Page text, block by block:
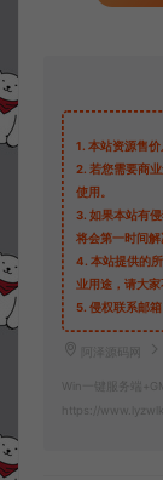
1. 本站资源售价
2. 若您需要商
使用。
3. 如果本站有
将会第一时间解
4. 本站提供的
业用途，请大家
5. 侵权联系邮
阿泽源码网
Win一键服务端
https://